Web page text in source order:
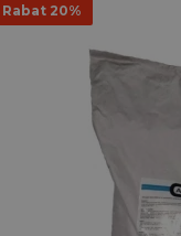
Rabat 20%